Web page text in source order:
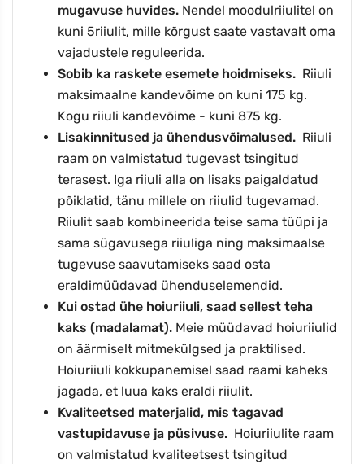
mugavuse huvides. Nendel moodulriiulitel on
kuni 5riiulit, mille kõrgust saate vastavalt oma
vajadustele reguleerida.
Sobib ka raskete esemete hoidmiseks. Riiuli
maksimaalne kandevõime on kuni 175 kg.
Kogu riiuli kandevõime - kuni 875 kg.
Lisakinnitused ja ühendusvõimalused. Riiuli
raam on valmistatud tugevast tsingitud
terasest. Iga riiuli alla on lisaks paigaldatud
põiklatid, tänu millele on riiulid tugevamad.
Riiulit saab kombineerida teise sama tüüpi ja
sama sügavusega riiuliga ning maksimaalse
tugevuse saavutamiseks saad osta
eraldimüüdavad ühenduselemendid.
Kui ostad ühe hoiuriiuli, saad sellest teha
kaks (madalamat). Meie müüdavad hoiuriiulid
on äärmiselt mitmekülgsed ja praktilised.
Hoiuriiuli kokkupanemisel saad raami kaheks
jagada, et luua kaks eraldi riiulit.
Kvaliteetsed materjalid, mis tagavad
vastupidavuse ja püsivuse. Hoiuriiulite raam
on valmistatud kvaliteetsest tsingitud